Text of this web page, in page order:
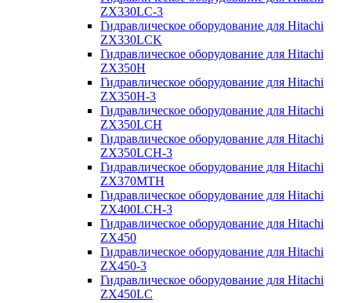
ZX330LC-3
Гидравлическое оборудование для Hitachi
ZX330LCK
Гидравлическое оборудование для Hitachi
ZX350H
Гидравлическое оборудование для Hitachi
ZX350H-3
Гидравлическое оборудование для Hitachi
ZX350LCH
Гидравлическое оборудование для Hitachi
ZX350LCH-3
Гидравлическое оборудование для Hitachi
ZX370MTH
Гидравлическое оборудование для Hitachi
ZX400LCH-3
Гидравлическое оборудование для Hitachi
ZX450
Гидравлическое оборудование для Hitachi
ZX450-3
Гидравлическое оборудование для Hitachi
ZX450LC